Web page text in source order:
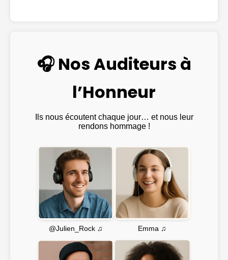
🎧 Nos Auditeurs à
l’Honneur
Ils nous écoutent chaque jour… et nous leur
rendons hommage !
@Julien_Rock ♫ Emma ♫